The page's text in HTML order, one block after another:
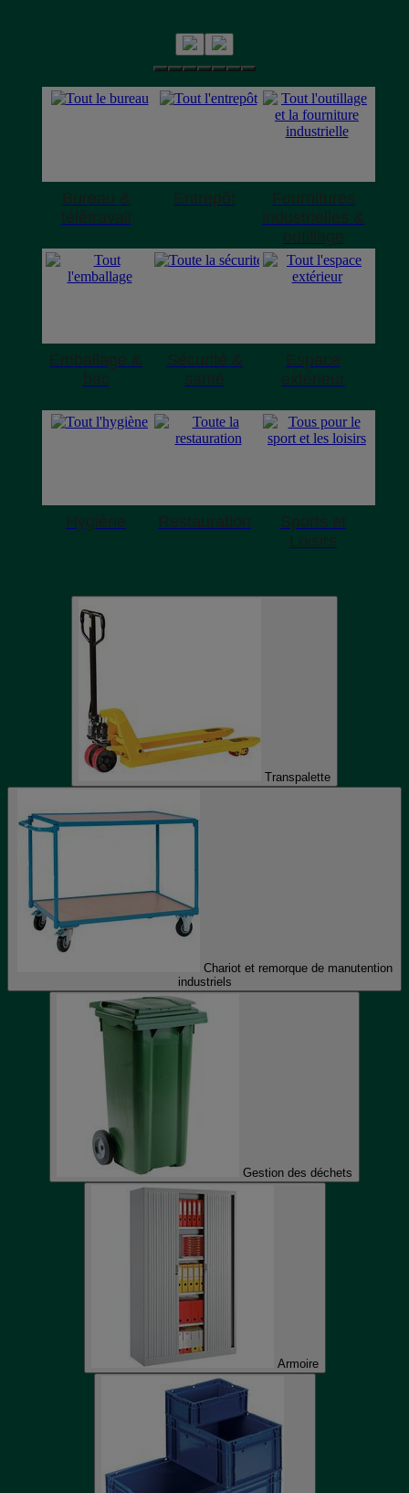
Bureau &
télétravail
Entrepôt
Fournitures
industrielles &
outillage
Emballage &
bac
Sécurité &
santé
Espace
extérieur
Hygiène Restauration
Sports et
Loisirs
Transpalette
Chariot et remorque de manutention
industriels
Gestion des déchets
Armoire